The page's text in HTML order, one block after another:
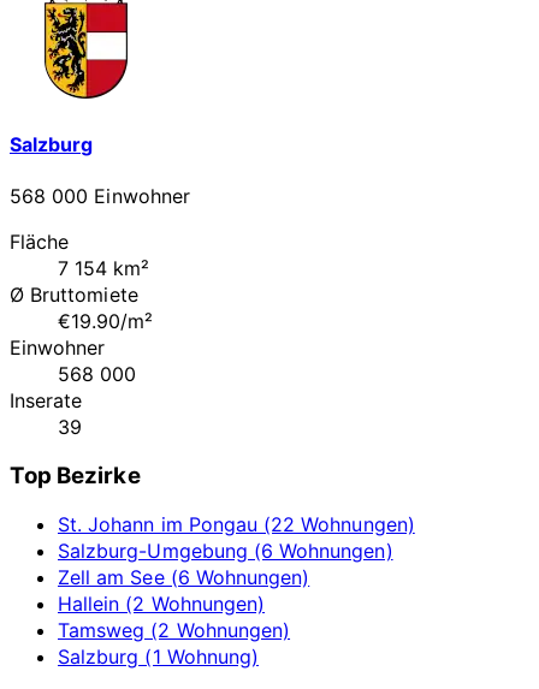
Salzburg
568 000 Einwohner
Fläche
7 154 km²
Ø Bruttomiete
€19.90/m²
Einwohner
568 000
Inserate
39
Top Bezirke
St. Johann im Pongau (22 Wohnungen)
Salzburg-Umgebung (6 Wohnungen)
Zell am See (6 Wohnungen)
Hallein (2 Wohnungen)
Tamsweg (2 Wohnungen)
Salzburg (1 Wohnung)